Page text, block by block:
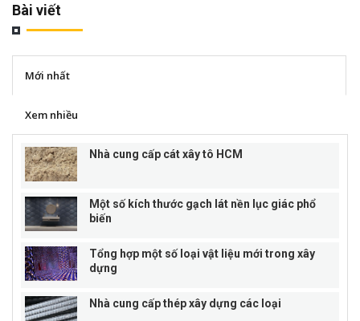
Bài viết
Mới nhất
Xem nhiều
Nhà cung cấp cát xây tô HCM
Một số kích thước gạch lát nền lục giác phổ
biến
Tổng hợp một số loại vật liệu mới trong xây
dựng
Nhà cung cấp thép xây dựng các loại